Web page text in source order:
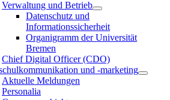
Verwaltung und Betrieb
Datenschutz und
Informationssicherheit
Organigramm der Universität
Bremen
Chief Digital Officer (CDO)
und -marketing
Aktuelle Meldungen
Personalia